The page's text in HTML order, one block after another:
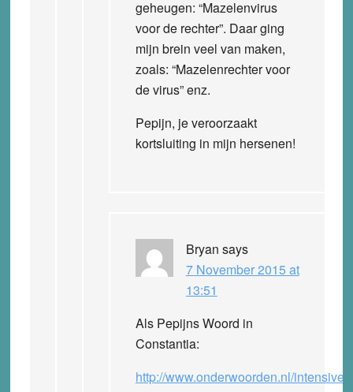
geheugen: “Mazelenvirus
voor de rechter”. Daar ging
mijn brein veel van maken,
zoals: “Mazelenrechter voor
de virus” enz.
Pepijn, je veroorzaakt
kortsluiting in mijn hersenen!
Bryan says
7 November 2015 at
13:51
Als Pepijns Woord in
Constantia:
http://www.onderwoorden.nl/